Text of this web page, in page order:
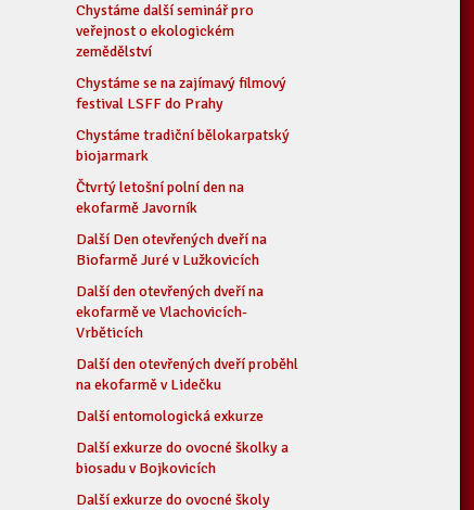
Chystáme další seminář pro
veřejnost o ekologickém
zemědělství
Chystáme se na zajímavý filmový
festival LSFF do Prahy
Chystáme tradiční bělokarpatský
biojarmark
Čtvrtý letošní polní den na
ekofarmě Javorník
Další Den otevřených dveří na
Biofarmě Juré v Lužkovicích
Další den otevřených dveří na
ekofarmě ve Vlachovicích-
Vrběticích
Další den otevřených dveří proběhl
na ekofarmě v Lidečku
Další entomologická exkurze
Další exkurze do ovocné školky a
biosadu v Bojkovicích
Další exkurze do ovocné školy